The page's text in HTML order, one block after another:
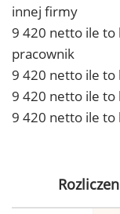
innej firmy
9 420 netto ile to
pracownik
9 420 netto ile
9 420 netto ile
9 420 netto ile to